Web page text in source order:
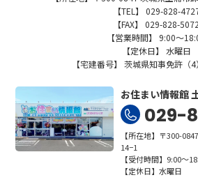
【TEL】 029-828-
【FAX】 029-828-5072
【営業時間】 9:00～
【定休日】 水曜日
【宅建番号】 茨城県知事免許（
お住まい情報館
029-
【所在地】〒300-
14−1
【受付時間】9:00～
【定休日】水曜日